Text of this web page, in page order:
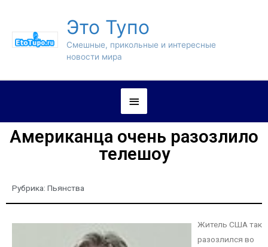
Это Тупо
Смешные, прикольные и интересные
новости мира
Американца очень разозлило
телешоу
Рубрика: Пьянства
Житель США так
разозлился во